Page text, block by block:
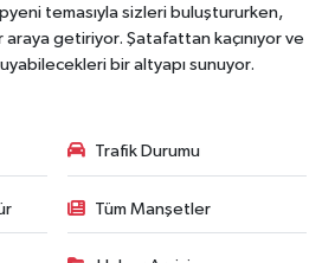
temasıyla sizleri buluştururken,
getiriyor. Şatafattan kaçınıyor ve
bir altyapı sunuyor.
Trafik Durumu
Tüm Manşetler